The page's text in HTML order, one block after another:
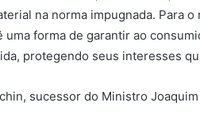
na norma impugnada. Para
uma forma de garantir ao
protegendo seus interesses
sucessor do Ministro